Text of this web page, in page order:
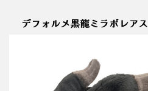
デフォルメ黒龍ミラボレアス